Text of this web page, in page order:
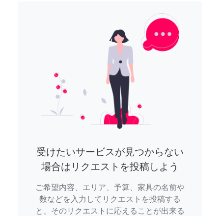
受けたいサービスが見つからない
場合はリクエストを投稿しよう
ご希望内容、エリア、予算、家具の名前や
数などを入力してリクエストを投稿する
と、そのリクエストに応えることが出来る